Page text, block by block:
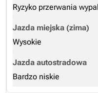
Ryzyko przerwania
Wysokie
Bardzo niskie